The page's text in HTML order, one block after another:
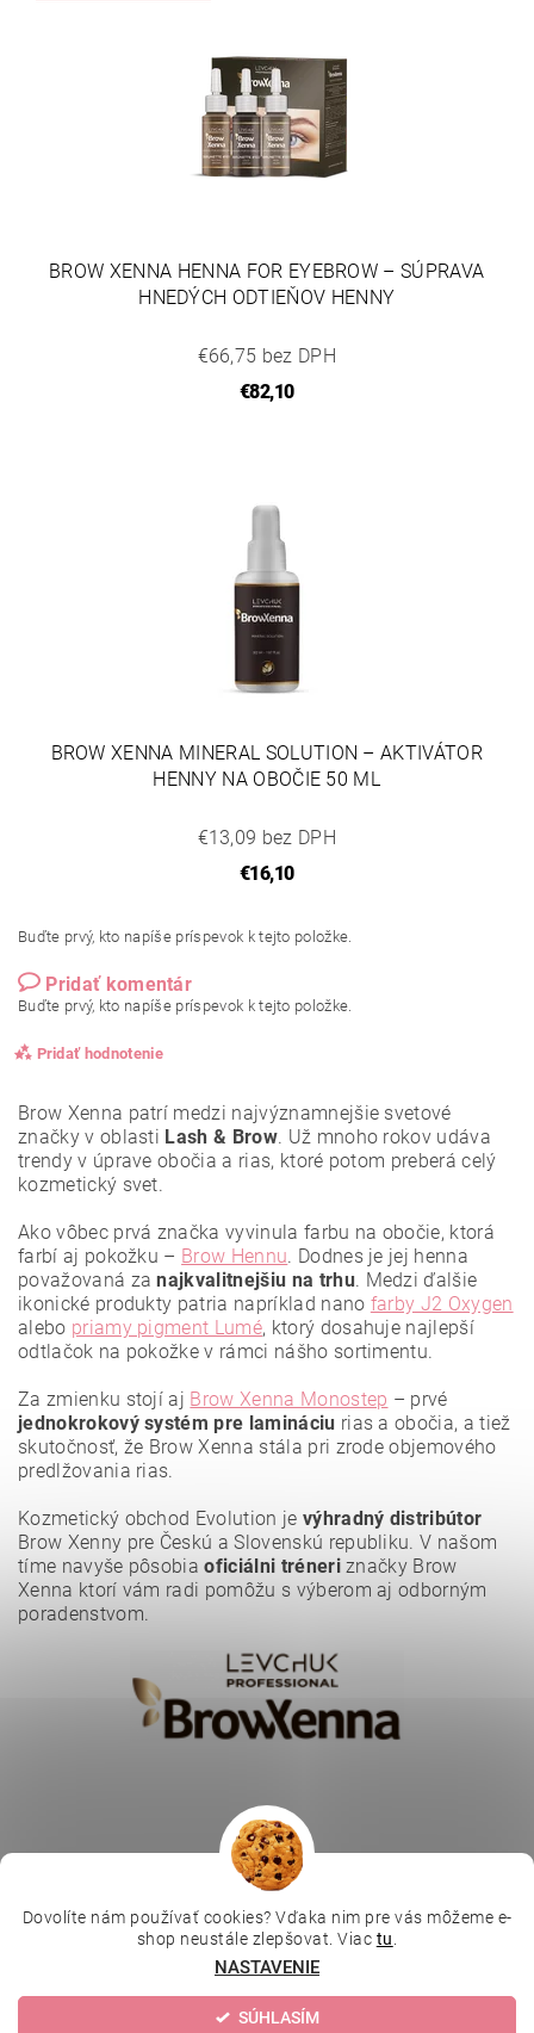
BROW XENNA HENNA FOR EYEBROW – SÚPRAVA
HNEDÝCH ODTIEŇOV HENNY
€66,75 bez DPH
€82,10
BROW XENNA MINERAL SOLUTION – AKTIVÁTOR
HENNY NA OBOČIE 50 ML
€13,09 bez DPH
€16,10
Buďte prvý, kto napíše príspevok k tejto položke.
Pridať komentár
Buďte prvý, kto napíše príspevok k tejto položke.
Pridať hodnotenie
Vložením hodnotenie súhlasíte spodmienkami ochrany
osobných údajov.
Brow Xenna patrí medzi najvýznamnejšie svetové
značky v oblasti Lash & Brow. Už mnoho rokov udáva
trendy v úprave obočia a rias, ktoré potom preberá celý
kozmetický svet.
Ako vôbec prvá značka vyvinula farbu na obočie, ktorá
farbí aj pokožku – Brow Hennu. Dodnes je jej henna
považovaná zanajkvalitnejšiu na trhu. Medzi ďalšie
ikonické produkty patria napríklad nano farby J2 Oxygen
alebo priamy pigment Lumé, ktorý dosahuje najlepší
odtlačok na pokožke v rámci nášho sortimentu.
Za zmienku stojí aj Brow Xenna Monostep – prvé
jednokrokový systém pre lamináciu rias a obočia, a tiež
skutočnosť, že Brow Xenna stála pri zrode objemového
predlžovania rias.
Kozmetický obchod Evolution je výhradný distribútor
Brow Xenny pre Českú a Slovenskú republiku. V našom
tíme navyše pôsobiaoficiálni tréneriznačky Brow
Xenna ktorí vám radi pomôžu s výberom aj odborným
poradenstvom.
Depilujeme.cz | Kosmetická škola | Online kosmetické kurzy |
MikroArt | Ella Baché
2026 © Kozmetický obchod, všetky práva vyhradenéUpraviť nastavenie cookies
Dovolíte nám používať cookies? Vďaka nim pre vás môžeme e-
shop neustále zlepšovat. Viac tu
NASTAVENIE
SÚHLASÍM